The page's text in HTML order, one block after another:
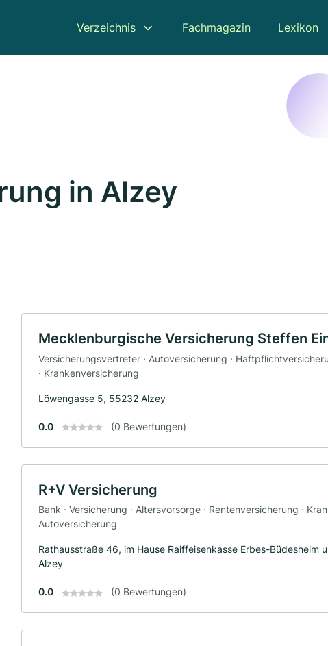
Verzeichnis Fachmagazin Lexikon
in Alzey
Mecklenburgische Versicherung Steffen
Versicherungsvertreter · Autoversicherung ·
· Krankenversicherung
Löwengasse 5, 55232 Alzey
0.0 (0 Bewertungen)
R+V Versicherung
Bank · Versicherung · Altersvorsorge · Rentenversicherung ·
Autoversicherung
Rathausstraße 46, im Hause Raiffeisenkasse Erbes-Büdesheim
Alzey
0.0 (0 Bewertungen)